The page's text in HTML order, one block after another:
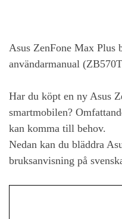
Asus ZenFone Max Plus
användarmanual
Har du köpt en ny Asus
smartmobilen?
kan komma till behov.
Nedan kan du bläddra
bruksanvisning på